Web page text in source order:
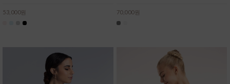
53,000원 70,000원